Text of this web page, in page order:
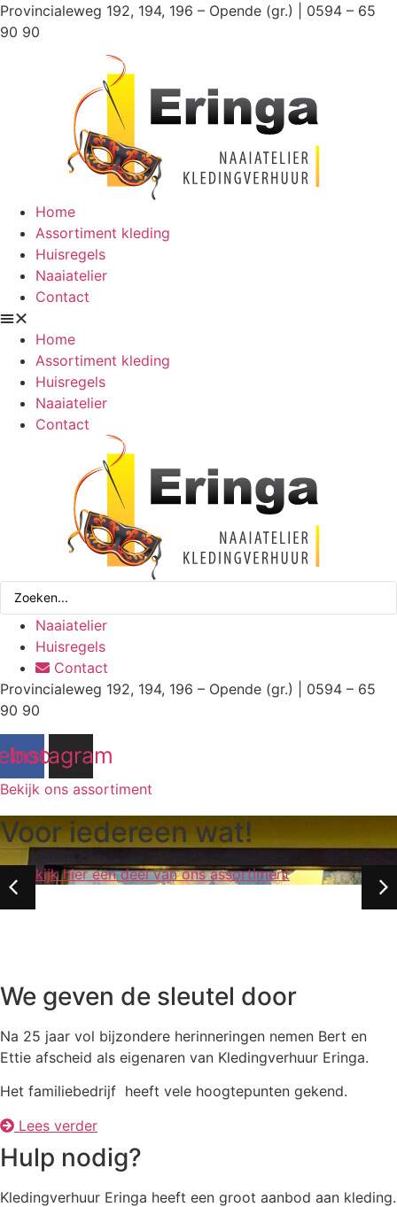
Ga
naar
Provincialeweg 192, 194, 196 – Opende (gr.) | 0594 – 65
90 90
Home
Assortiment kleding
Huisregels
Naaiatelier
Contact
Home
Assortiment kleding
Huisregels
Naaiatelier
Contact
Search
Naaiatelier
Huisregels
Contact
Provincialeweg 192, 194, 196 – Opende (gr.) | 0594 – 65
90 90
Instagram
Bekijk ons assortiment
Moulin Rouge
Ook grote groepen kunnen
bij ons terecht
Voor iedereen wat!
Bekijk hier een deel van ons assortiment
Disco
Helemaal uit je dak met hulp
van Eringa!
We geven de sleutel door
Na 25 jaar vol bijzondere herinneringen nemen Bert en
Ettie afscheid als eigenaren van Kledingverhuur Eringa.
Het familiebedrijf heeft vele hoogtepunten gekend.
Lees verder
Hulp nodig?
Kledingverhuur Eringa heeft een groot aanbod aan kleding.